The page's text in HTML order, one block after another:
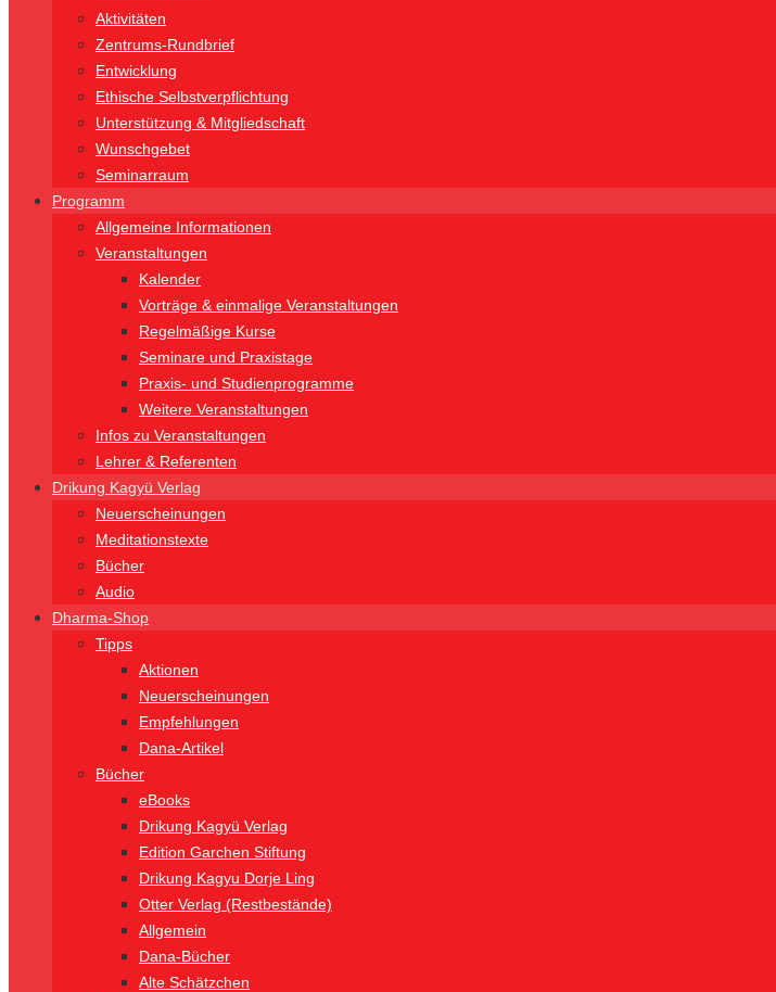
Aktivitäten
Zentrums-Rundbrief
Entwicklung
Ethische Selbstverpflichtung
Unterstützung & Mitgliedschaft
Wunschgebet
Seminarraum
Programm
Allgemeine Informationen
Veranstaltungen
Kalender
Vorträge & einmalige Veranstaltungen
Regelmäßige Kurse
Seminare und Praxistage
Praxis- und Studienprogramme
Weitere Veranstaltungen
Infos zu Veranstaltungen
Lehrer & Referenten
Drikung Kagyü Verlag
Neuerscheinungen
Meditationstexte
Bücher
Audio
Dharma-Shop
Tipps
Aktionen
Neuerscheinungen
Empfehlungen
Dana-Artikel
Bücher
eBooks
Drikung Kagyü Verlag
Edition Garchen Stiftung
Drikung Kagyu Dorje Ling
Otter Verlag (Restbestände)
Allgemein
Dana-Bücher
Alte Schätzchen